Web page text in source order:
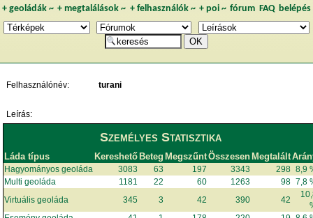
+ geoládák~ +megtalálások ~ + felhasználók~ + poi~ fórum FAQ belépés
Felhasználónév: turani
Leírás:
Személyes Statisztika
Láda típus Kereshető Beteg MegszűntÖsszesen Megtalált
Hagyományos geoláda 3083 63 197 3343 298 8,9
Multi geoláda
1181 22 60 1263 98 7,8
Virtuális geoláda
345 3 42 390 42